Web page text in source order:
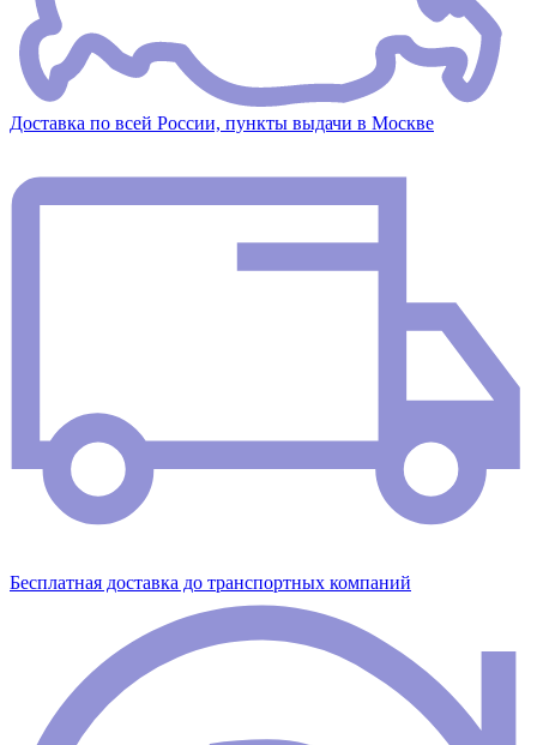
Доставка по всей России, пункты выдачи в Москве
Бесплатная доставка до транспортных компаний